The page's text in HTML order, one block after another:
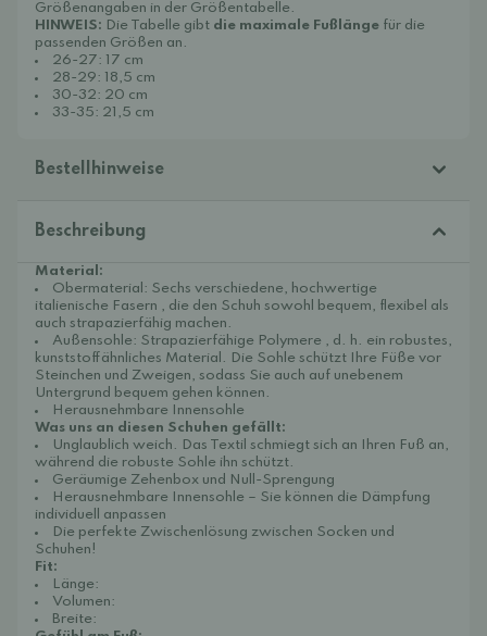
Größenangaben in der Größentabelle.
HINWEIS: Die Tabelle gibt die maximale Fußlänge für die
passenden Größen an.
26-27: 17 cm
28-29: 18,5 cm
30-32: 20 cm
33-35: 21,5 cm
Bestellhinweise
Beschreibung
Material:
Obermaterial: Sechs verschiedene, hochwertige
italienische Fasern , die den Schuh sowohl bequem, flexibel als
auch strapazierfähig machen.
Außensohle: Strapazierfähige Polymere , d. h. ein robustes,
kunststoffähnliches Material. Die Sohle schützt Ihre Füße vor
Steinchen und Zweigen, sodass Sie auch auf unebenem
Untergrund bequem gehen können.
Herausnehmbare Innensohle
Was uns an diesen Schuhen gefällt:
Unglaublich weich. Das Textil schmiegt sich an Ihren Fuß an,
während die robuste Sohle ihn schützt.
Geräumige Zehenbox und Null-Sprengung
Herausnehmbare Innensohle – Sie können die Dämpfung
individuell anpassen
Die perfekte Zwischenlösung zwischen Socken und
Schuhen!
Fit:
Länge:
Volumen:
Breite: